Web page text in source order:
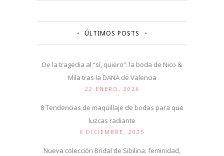
ÚLTIMOS POSTS
De la tragedia al “sí, quiero”: la boda de Nico &
Mila tras la DANA de Valencia
22 ENERO, 2026
8 Tendencias de maquillaje de bodas para que
luzcas radiante
6 DICIEMBRE, 2025
Nueva colección Bridal de Sibilina: feminidad,